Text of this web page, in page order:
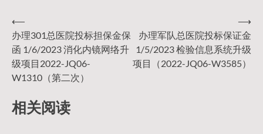
文
章
导
⟵
办理301总医院投标担保金保
函 1/6/2023 消化内镜网络升
级项目2022-JQ06-
W1310（第二次）
办理军队总医院投标保证金
1/5/2023 检验信息系统升级
项目（2022-JQ06-W3585）
⟶
相关阅读